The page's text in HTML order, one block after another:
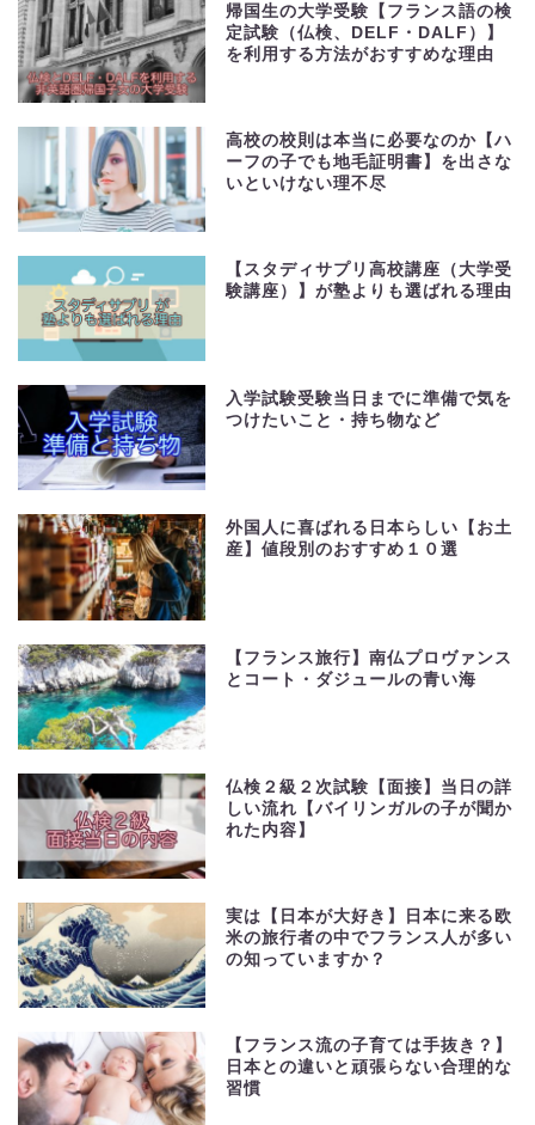
帰国生の大学受験【フランス語の検
定試験（仏検、DELF・DALF）】
を利用する方法がおすすめな理由
高校の校則は本当に必要なのか【ハ
ーフの子でも地毛証明書】を出さな
いといけない理不尽
【スタディサプリ高校講座（大学受
験講座）】が塾よりも選ばれる理由
入学試験受験当日までに準備で気を
つけたいこと・持ち物など
外国人に喜ばれる日本らしい【お土
産】値段別のおすすめ１０選
【フランス旅行】南仏プロヴァンス
とコート・ダジュールの青い海
仏検２級２次試験【面接】当日の詳
しい流れ【バイリンガルの子が聞か
れた内容】
実は【日本が大好き】日本に来る欧
米の旅行者の中でフランス人が多い
の知っていますか？
【フランス流の子育ては手抜き？】
日本との違いと頑張らない合理的な
習慣